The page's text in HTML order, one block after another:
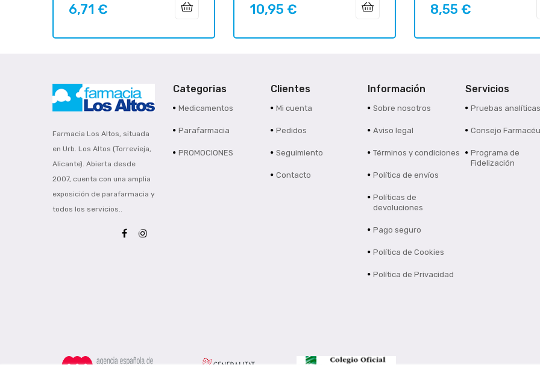
Precio
6,71 € Precio
10,95 € Precio
8,55 €
Farmacia Los Altos, situada
en Urb. Los Altos (Torrevieja,
Alicante). Abierta desde
2007, cuenta con una amplia
exposición de parafarmacia y
todos los servicios..
Categorias
Medicamentos
Parafarmacia
PROMOCIONES
Clientes
Mi cuenta
Pedidos
Seguimiento
Contacto
Información
Sobre nosotros
Aviso legal
Términos y condiciones
Política de envíos
Políticas de
devoluciones
Pago seguro
Política de Cookies
Política de Privacidad
Servicios
Pruebas
Consejo
Programa de
Fidelización